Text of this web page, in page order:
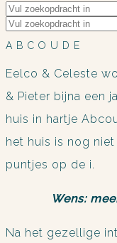
Zoek
naar:
Zoek
naar:
ABCOUDE
Eelco & Celeste
& Pieter bijna een
huis in hartje
het huis is nog
puntjes op de i.
Wens:
Na het gezellige